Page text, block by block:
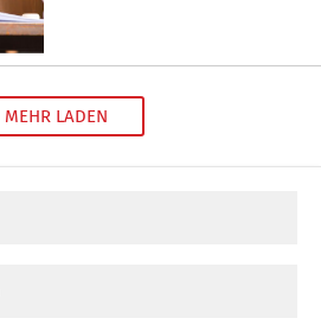
MEHR LADEN